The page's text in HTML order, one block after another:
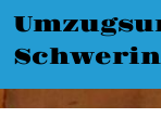
Schwerin